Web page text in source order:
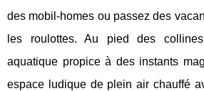
des mobil-homes ou passez des
les roulottes. Au pied des
aquatique propice à des instants
espace ludique de plein air chauffé